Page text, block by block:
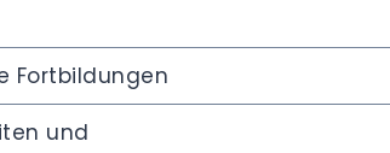
Fortbildungen
und